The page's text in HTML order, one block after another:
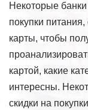
Некоторые
покупки
карты, чтобы
картой, какие
интересны.
скидки на